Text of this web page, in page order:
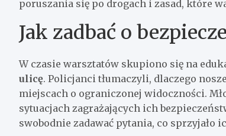
poruszania się po drogach i zasad, które
Jak zadbać o
W czasie warsztatów skupiono się na
ulicę. Policjanci tłumaczyli, dlaczego
miejscach o ograniczonej widoczności.
sytuacjach zagrażających ich
swobodnie zadawać pytania, co sprzyjało